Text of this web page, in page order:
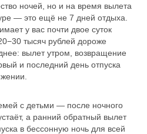
ночей, но и на время вылета
— это ещё не 7 дней отдыха.
у вас почти двое суток
тысяч рублей дороже
вылет утром, возвращение
и последний день отпуска
с детьми — после ночного
а ранний обратный вылет
в бессонную ночь для всей